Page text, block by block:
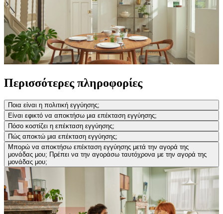
Περισσότερες πληροφορίες
Ποια είναι η πολιτική εγγύησης;
Είναι εφικτό να αποκτήσω μια επέκταση εγγύησης;
Πόσο κοστίζει η επέκταση εγγύησης;
Πώς αποκτώ μια επέκταση εγγύησης;
Μπορώ να αποκτήσω επέκταση εγγύησης μετά την αγορά της
μονάδας μου; Πρέπει να την αγοράσω ταυτόχρονα με την αγορά της
μονάδας μου;